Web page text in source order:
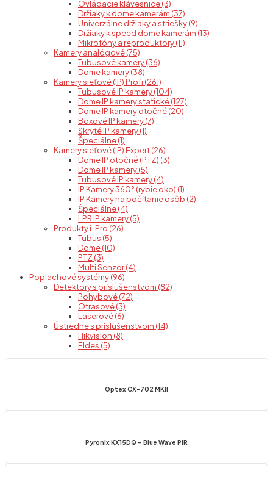
Ovládacie klávesnice (3)
Držiaky k dome kamerám (37)
Univerzálne držiaky a striešky (9)
Držiaky k speed dome kamerám (13)
Mikrofóny a reproduktory (11)
Kamery analógové (75)
Tubusové kamery (36)
Dome kamery (38)
Kamery sieťové (IP) Profi (261)
Tubusové IP kamery (104)
Dome IP kamery statické (127)
Dome IP kamery otočné (20)
Boxové IP kamery (7)
Skryté IP kamery (1)
Špeciálne (1)
Kamery sieťové (IP) Expert (26)
Dome IP otočné (PTZ) (3)
Dome IP kamery (5)
Tubusové IP kamery (4)
IP Kamery 360° (rybie oko) (1)
IP Kamery na počítanie osôb (2)
Špeciálne (4)
LPR IP kamery (5)
Produkty i-Pro (26)
Tubus (5)
Dome (10)
PTZ (3)
Multi Senzor (4)
Poplachové systémy (96)
Detektory s príslušenstvom (82)
Pohybové (72)
Otrasové (3)
Laserové (6)
Ústredne s príslušenstvom (14)
Hikvision (8)
Eldes (5)
Optex CX-702 MKII
Pyronix KX15DQ – Blue Wave PIR